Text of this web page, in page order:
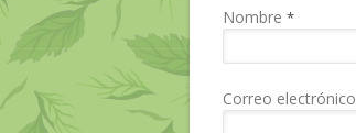
Nombre *
Correo electrónico